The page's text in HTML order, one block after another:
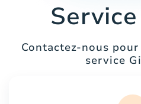
Contactez-nous
service